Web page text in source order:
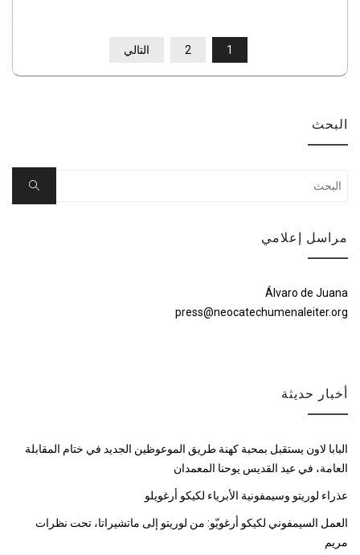
صفحات
1
2 التالي
البحث
Search
Search
مراسل إعلامي
Álvaro de Juana
press@neocatechumenaleiter.org
أخبار حديثة
البابا لاون يستقبل بمحبة كهنة طريق الموعوظين الجديد في ختام المقابلة
العامة، في عيد القديس يوحنا المعمدان
عذراء لوريتو وسيمفونية الأبرياء لكيكو أرغويلو
العمل السيمفوني لكيكو أرغويّو: من لوريتو إلى ماتشيراتا، تحت نظرات
مريم